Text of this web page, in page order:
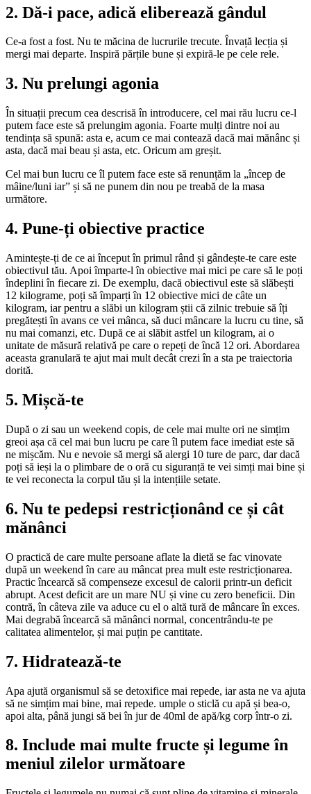
2. Dă-i pace, adică eliberează gândul
Ce-a fost a fost. Nu te măcina de lucrurile trecute. Învață lecția și
mergi mai departe. Inspiră părțile bune și expiră-le pe cele rele.
3. Nu prelungi agonia
În situații precum cea descrisă în introducere, cel mai rău lucru ce-l
putem face este să prelungim agonia. Foarte mulți dintre noi au
tendința să spună: asta e, acum ce mai contează dacă mai mănânc și
asta, dacă mai beau și asta, etc. Oricum am greșit.
Cel mai bun lucru ce îl putem face este să renunțăm la „încep de
mâine/luni iar” și să ne punem din nou pe treabă de la masa
următore.
4. Pune-ți obiective practice
Amintește-ți de ce ai început în primul rând și gândește-te care este
obiectivul tău. Apoi împarte-l în obiective mai mici pe care să le poți
îndeplini în fiecare zi. De exemplu, dacă obiectivul este să slăbești
12 kilograme, poți să împarți în 12 obiective mici de câte un
kilogram, iar pentru a slăbi un kilogram știi că zilnic trebuie să îți
pregătești în avans ce vei mânca, să duci mâncare la lucru cu tine, să
nu mai comanzi, etc. După ce ai slăbit astfel un kilogram, ai o
unitate de măsură relativă pe care o repeți de încă 12 ori. Abordarea
aceasta granulară te ajut mai mult decât crezi în a sta pe traiectoria
dorită.
5. Mișcă-te
După o zi sau un weekend copis, de cele mai multe ori ne simțim
greoi așa că cel mai bun lucru pe care îl putem face imediat este să
ne mișcăm. Nu e nevoie să mergi să alergi 10 ture de parc, dar dacă
poți să ieși la o plimbare de o oră cu siguranță te vei simți mai bine și
te vei reconecta la corpul tău și la intențiile setate.
6. Nu te pedepsi restricționând ce și cât
mănânci
O practică de care multe persoane aflate la dietă se fac vinovate
după un weekend în care au mâncat prea mult este restricționarea.
Practic încearcă să compenseze excesul de calorii printr-un deficit
abrupt. Acest deficit are un mare NU și vine cu zero beneficii. Din
contră, în câteva zile va aduce cu el o altă tură de mâncare în exces.
Mai degrabă încearcă să mănânci normal, concentrându-te pe
calitatea alimentelor, și mai puțin pe cantitate.
7. Hidratează-te
Apa ajută organismul să se detoxifice mai repede, iar asta ne va ajuta
să ne simțim mai bine, mai repede. umple o sticlă cu apă și bea-o,
apoi alta, până jungi să bei în jur de 40ml de apă/kg corp într-o zi.
8. Include mai multe fructe și legume în
meniul zilelor următoare